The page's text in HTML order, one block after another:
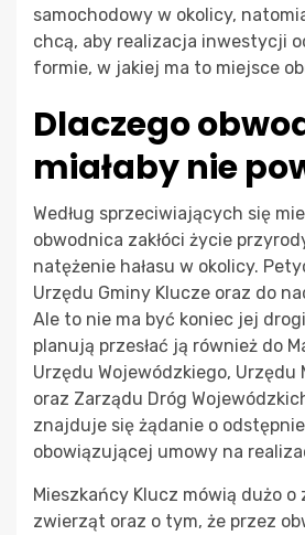
samochodowy w okolicy,
chcą, aby realizacja inwestycji
formie, w jakiej ma to miejsce
Dlaczego
miałaby nie
Według sprzeciwiających się
obwodnica zakłóci życie
natężenie hałasu w okolicy.
Urzędu Gminy Klucze oraz do
Ale to nie ma być koniec jej
planują przesłać ją również do
Urzędu Wojewódzkiego, Urzędu
oraz Zarządu Dróg
znajduje się żądanie o
obowiązującej umowy na
Mieszkańcy Klucz mówią dużo o
zwierząt oraz o tym, że przez